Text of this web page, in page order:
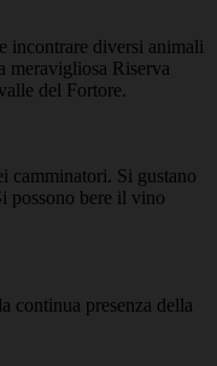
incontrare diversi animali
meravigliosa Riserva
del Fortore.
camminatori. Si gustano
possono bere il vino
continua presenza della